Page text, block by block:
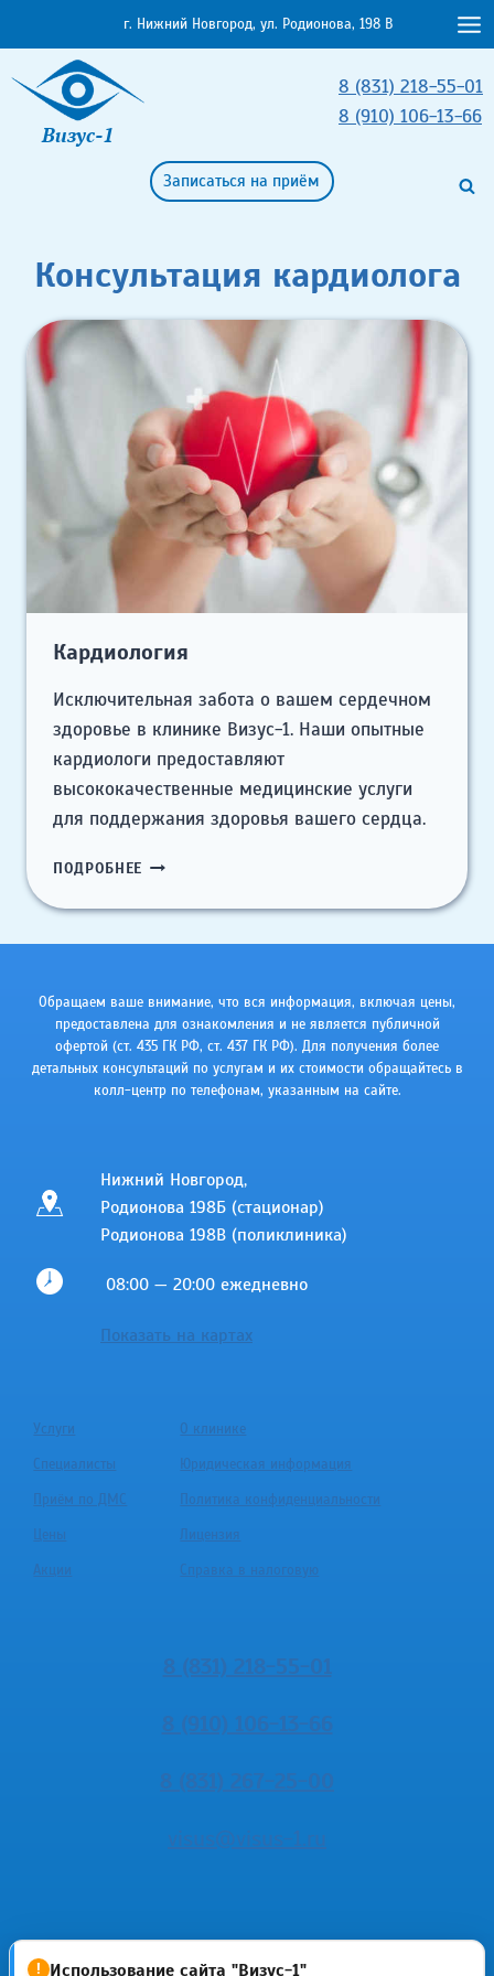
к
содержимому
г. Нижний Новгород, ул. Родионова, 198 В
Визус-1
8 (831) 218-55-01
8 (910) 106-13-66
Записаться на приём
Консультация кардиолога
Кардиология
Исключительная забота о вашем сердечном
здоровье в клинике Визус-1. Наши опытные
кардиологи предоставляют
высококачественные медицинские услуги
для поддержания здоровья вашего сердца.
ПОДРОБНЕЕ КАРДИОЛОГИЯ
Обращаем ваше внимание, что вся информация, включая цены,
предоставлена для ознакомления и не является публичной
офертой (ст. 435 ГК РФ, cт. 437 ГК РФ). Для получения более
детальных консультаций по услугам и их стоимости обращайтесь в
колл-центр по телефонам, указанным на сайте.
Нижний Новгород,
Родионова 198Б (стационар)
Родионова 198В (поликлиника)
08:00 — 20:00 ежедневно
Показать на картах
Услуги
О клинике
Специалисты
Юридическая информация
Приём по ДМС
Политика конфиденциальности
Цены
Лицензия
Акции
Справка в налоговую
8 (831) 218-55-01
8 (910) 106-13-66
8 (831) 267-25-00
visus@visus-1.ru
! Использование сайта "Визус-1"